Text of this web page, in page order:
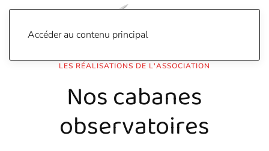
Accéder au contenu principal
LES RÉALISATIONS DE L'ASSOCIATION
Nos cabanes
observatoires